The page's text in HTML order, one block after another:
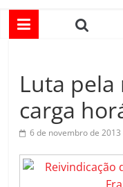
I
S
E
Luta
carga
6 de novembro de 2013